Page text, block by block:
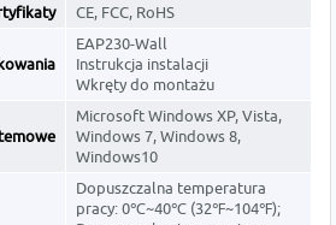
CE, FCC, RoHS
EAP230-Wall
Instrukcja instalacji
Wkręty do montażu
Microsoft Windows XP, Vista,
Windows 7, Windows 8,
Windows10
Dopuszczalna temperatura
pracy: 0℃~40℃ (32℉~104℉);